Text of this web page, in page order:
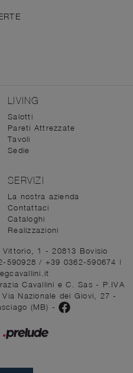
LIVING
Salotti
Pareti Attrezzate
Tavoli
Sedie
SERVIZI
La nostra azienda
Contattaci
Cataloghi
Realizzazioni
1 - 20813 Bovisio
590928/ +39 0362-590674 |
Cavallini e C. Sas - P.IVA
Nazionale dei Giovi, 27 -
(MB) -